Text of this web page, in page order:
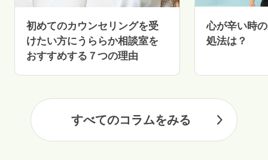
初めてのカウンセリングを受
けたい方にうららか相談室を
おすすめする７つの理由
心が辛い時
処法は？
すべてのコラムをみる